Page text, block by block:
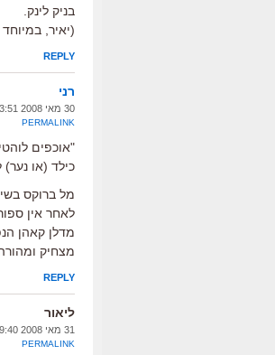
בניק לינק.
(יאיר,
REPLY
רני
30 מאי 2008 at 23:51
PERMALINK
"אוכפים
כילד (או נער)
מל ברוקס
לאחר אין
מדלן קאהן
מצחיק
REPLY
ליאור
31 מאי 2008 at 19:40
PERMALINK